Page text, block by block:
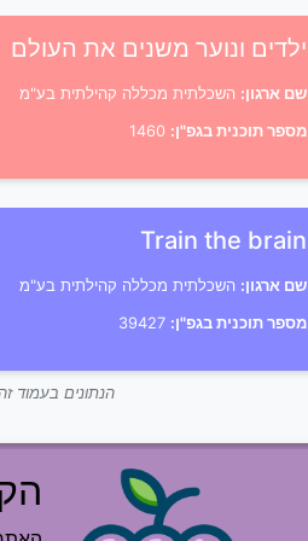
ילדים ונוער משנים את העולם
שם ארגון: השכלתית מכללה קהילתית בע"מ
מספר תוכנית בגפ"ן:
Train the brain
שם ארגון: השכלתית מכללה קהילתית בע"מ
מספר תוכנית בגפ"ן:
הנתונים בעמוד